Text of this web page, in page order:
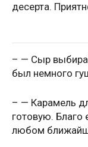
десерта.
– — Сыр
был немного
– — Карамель
готовую. Благо
любом